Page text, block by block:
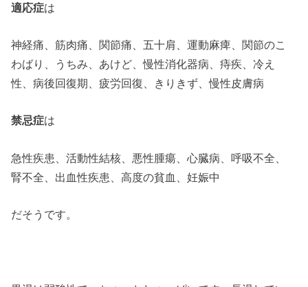
適応症は
神経痛、筋肉痛、関節痛、五十肩、運動麻痺、関節のこ
わばり、うちみ、あけど、慢性消化器病、痔疾、冷え
性、病後回復期、疲労回復、きりきず、慢性皮膚病
禁忌症は
急性疾患、活動性結核、悪性腫瘍、心臓病、呼吸不全、
腎不全、出血性疾患、高度の貧血、妊娠中
だそうです。